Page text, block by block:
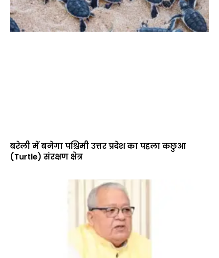
बरेली में बनेगा पश्चिमी उत्तर प्रदेश का पहला कछुआ
(Turtle) संरक्षण क्षेत्र